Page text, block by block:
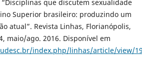
que discutem sexualidade
Superior brasileiro: produzindo um
atual”. Revista Linhas, Florianópolis,
maio/ago. 2016. Disponível em
index.php/linhas/article/view/